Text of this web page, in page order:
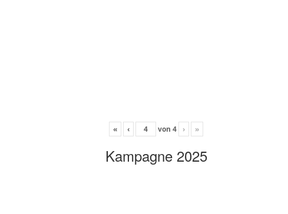
« ‹ von 4 › »
Kampagne 2025